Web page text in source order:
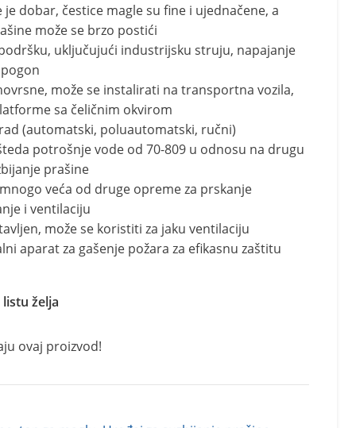
dobar, čestice magle su fine i ujednačene, a
može se brzo postići
uključujući industrijsku struju, napajanje
može se instalirati na transportna vozila,
sa čeličnim okvirom
(automatski, poluautomatski, ručni)
potrošnje vode od 70-809 u odnosu na drugu
prašine
veća od druge opreme za prskanje
i ventilaciju
može se koristiti za jaku ventilaciju
aparat za gašenje požara za efikasnu zaštitu
želja
ovaj proizvod!